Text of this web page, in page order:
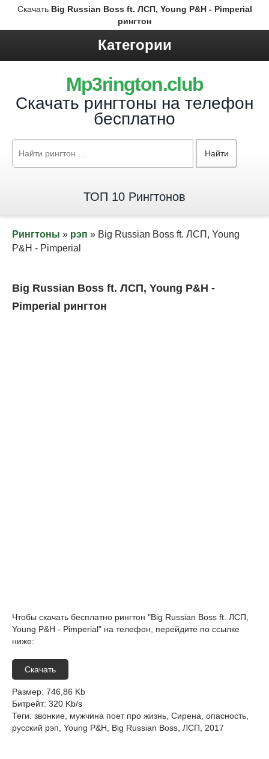
Скачать Big Russian Boss ft. ЛСП, Young P&H - Pimperial
рингтон
Категории
Mp3rington.club
Скачать рингтоны на телефон
бесплатно
Найти
ТОП 10 Рингтонов
Рингтоны » рэп » Big Russian Boss ft. ЛСП, Young
P&H - Pimperial
Big Russian Boss ft. ЛСП, Young P&H -
Pimperial рингтон
Чтобы скачать бесплатно рингтон "Big Russian Boss ft. ЛСП,
Young P&H - Pimperial" на телефон, перейдите по ссылке
ниже:
Скачать
Размер: 746,86 Kb
Битрейт: 320 Kb/s
Теги: звонкие, мужчина поет про жизнь, Сирена, опасность,
русский рэп, Young P&H, Big Russian Boss, ЛСП, 2017